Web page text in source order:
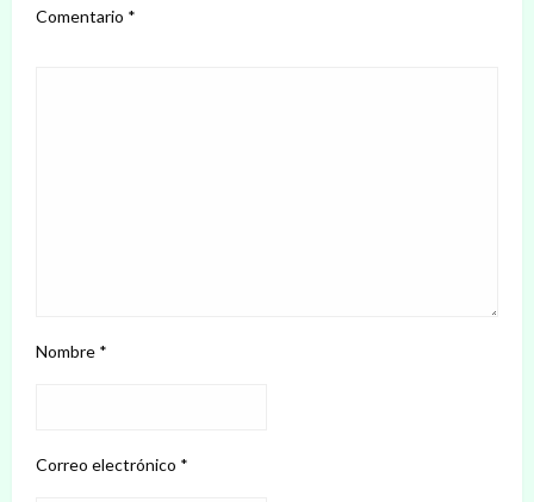
Comentario *
Nombre *
Correo electrónico *